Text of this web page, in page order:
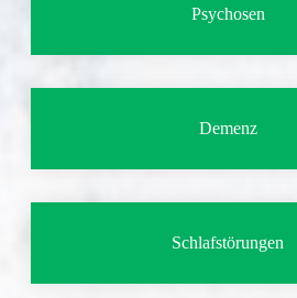
Psychosen
Demenz
Schlafstörungen